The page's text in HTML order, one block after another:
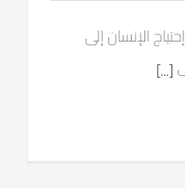
الإنسان إلى
[...]